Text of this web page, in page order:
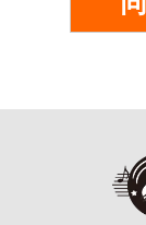
社員教育の徹底
情報の厳重な
前、e-mailアド
場合がございま
目的以外では
お客さまからお